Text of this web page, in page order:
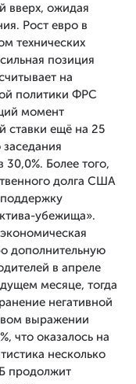
вверх, ожидая
Рост евро в
технических
позиция
на
политики ФРС
момент
ставки ещё на 25
30,0%. Более того,
долга США
убежища».
дополнительную
в апреле
месяце, тогда
негативной
выражении
что оказалось на
несколько
продолжит